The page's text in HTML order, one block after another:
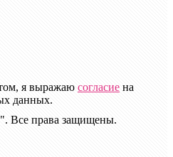
я выражаю согласие на
данных.
права защищены.